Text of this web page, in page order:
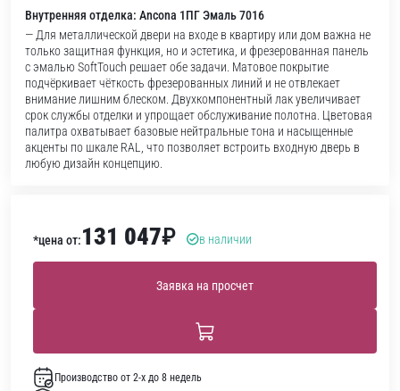
Внутренняя отделка: Ancona 1ПГ Эмаль 7016
— Для металлической двери на входе в квартиру или дом важна не
только защитная функция, но и эстетика, и фрезерованная панель
с эмалью SoftTouch решает обе задачи. Матовое покрытие
подчёркивает чёткость фрезерованных линий и не отвлекает
внимание лишним блеском. Двухкомпонентный лак увеличивает
срок службы отделки и упрощает обслуживание полотна. Цветовая
палитра охватывает базовые нейтральные тона и насыщенные
акценты по шкале RAL, что позволяет встроить входную дверь в
любую дизайн концепцию.
*цена от:131 047₽ в наличии
Заявка на просчет
Производство от 2-х до 8 недель